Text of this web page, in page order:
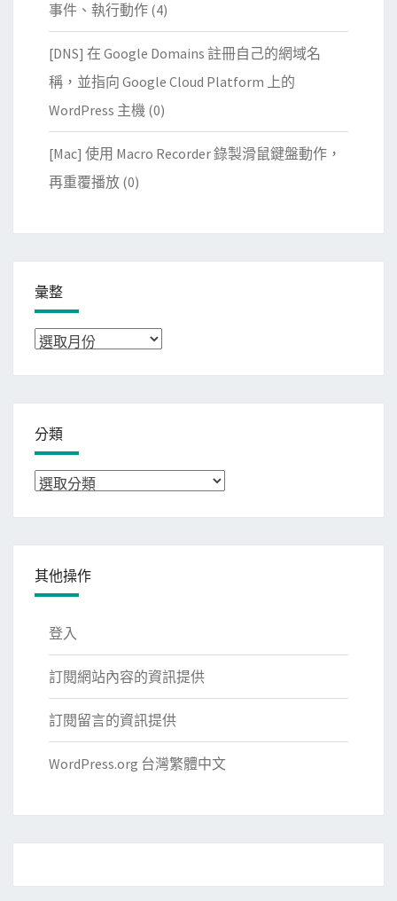
事件、執行動作 (4)
[DNS] 在 Google Domains 註冊自己的網域名
稱，並指向 Google Cloud Platform 上的
WordPress 主機 (0)
[Mac] 使用 Macro Recorder 錄製滑鼠鍵盤動作，
再重覆播放 (0)
彙整
彙
分類
分
其他操作
登入
訂閱網站內容的資訊提供
訂閱留言的資訊提供
WordPress.org 台灣繁體中文